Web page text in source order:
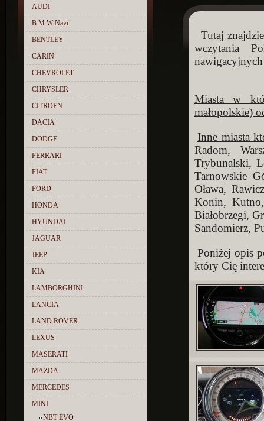
AUDI
B.M.W Navi
BENTLEY
CARIN
CHEVROLET
CHRYSLER
CITROEN
DACIA
DODGE
FERRARI
FIAT
FORD
HONDA
HYUNDAI
JAGUAR
JEEP
KIA
LAMBORGHINI
LANCIA
LAND ROVER
LEXUS
MASERATI
MAZDA
MERCEDES
MINI
NBT EVO
Tutaj
wczytania
Miasta w
małopolskie)
Inne miasta
Radom,
Trybunalski,
Tarnowskie
Oława,
Konin,
Białobrzegi,
Sandomierz,
Poniżej opis
który Cię